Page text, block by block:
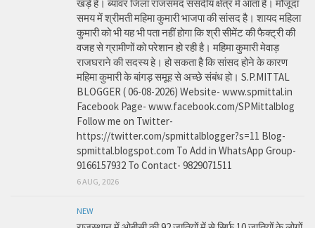
खड़े हे। ब्यावर जिला राजसमंद संसदीय क्षेत्र में आता है। मौजूदा
समय में श्रीमती महिमा कुमारी भाजपा की सांसद है। शायद महिला
कुमारी को भी यह भी पता नहीं होगा कि श्री सीमेंट की फैक्ट्री की
वजह से ग्रामीणों को परेशान हो रही है। महिमा कुमारी मेवाड़
राजघराने की सदस्य हे। हो सकता है कि सांसद होने के कारण
महिमा कुमारी के बांगड़ समूह से अच्छे संबंध हो। S.P.MITTAL
BLOGGER ( 06-08-2026) Website- www.spmittal.in
Facebook Page- www.facebook.com/SPMittalblog
Follow me on Twitter-
https://twitter.com/spmittalblogger?s=11 Blog-
spmittal.blogspot.com To Add in WhatsApp Group-
9166157932 To Contact- 9829071511
6 AUG, 2026
NEW